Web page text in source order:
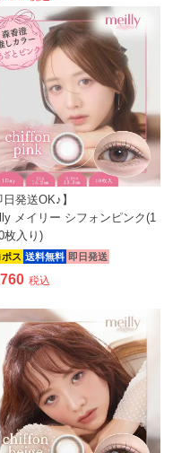
日発送OK♪】
メイリー シフォンピンク(1
枚入り)
ス 送料無料 即日発送
税込